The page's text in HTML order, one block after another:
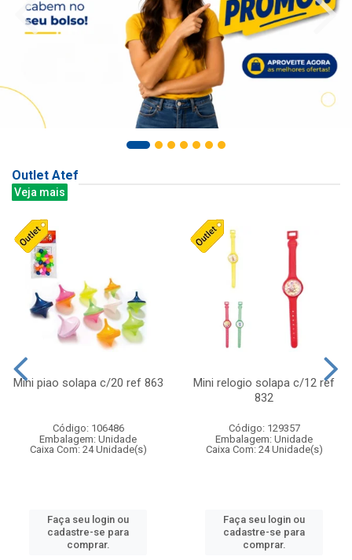
Outlet Atef
Veja mais
Mini piao solapa c/20 ref 863
Código: 106486
Embalagem: Unidade
Caixa Com: 24 Unidade(s)
Faça seu login ou
cadastre-se para
comprar.
Mini relogio solapa c/12 ref
832
Código: 129357
Embalagem: Unidade
Caixa Com: 24 Unidade(s)
Faça seu login ou
cadastre-se para
comprar.